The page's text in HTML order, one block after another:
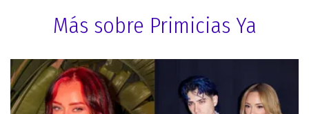
Más sobre Primicias Ya